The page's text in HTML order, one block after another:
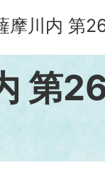
摩川内 第
第